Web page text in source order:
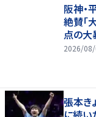
阪神・
絶賛「
点の大
2026/
張本き